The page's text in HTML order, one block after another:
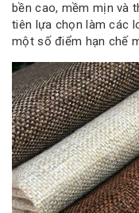
bền cao, mềm mịn và
tiên lựa chọn làm các
một số điểm hạn chế